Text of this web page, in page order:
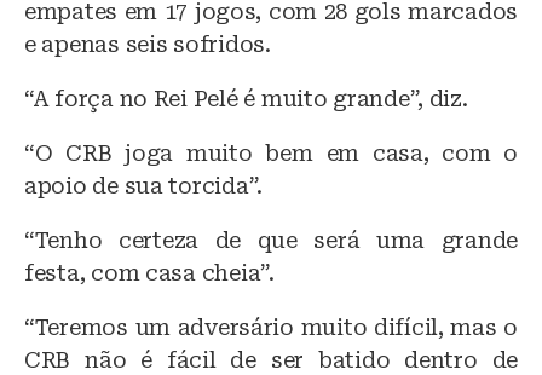
empates em 17 jogos, com 28 gols marcados
e apenas seis sofridos.
“A força no Rei Pelé é muito grande”, diz.
“O CRB joga muito bem em casa, com o
apoio de sua torcida”.
“Tenho certeza de que será uma grande
festa, com casa cheia”.
“Teremos um adversário muito difícil, mas o
CRB não é fácil de ser batido dentro de